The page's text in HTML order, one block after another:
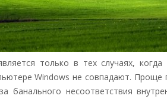
только в тех случаях,
Windows не совпадают.
банального несоответствия